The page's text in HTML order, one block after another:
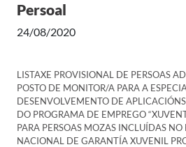
Persoal
24/08/2020
LISTAXE PROVISIONAL DE PERSOAS
POSTO DE MONITOR/A PARA A
DESENVOLVEMENTO DE
DO PROGRAMA DE EMPREGO
PARA PERSOAS MOZAS INCLUÍDAS
NACIONAL DE GARANTÍA XUVENIL